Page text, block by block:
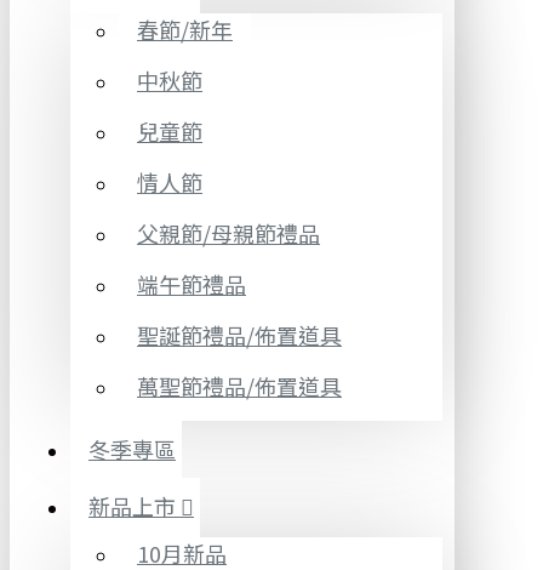
春節/新年
中秋節
兒童節
情人節
父親節/母親節禮品
端午節禮品
聖誕節禮品/佈置道具
萬聖節禮品/佈置道具
冬季專區
新品上市
10月新品